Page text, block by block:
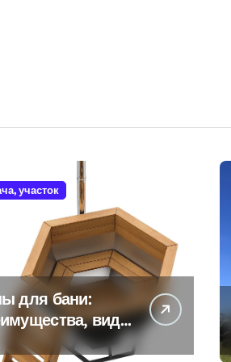
участок
для бани:
виды